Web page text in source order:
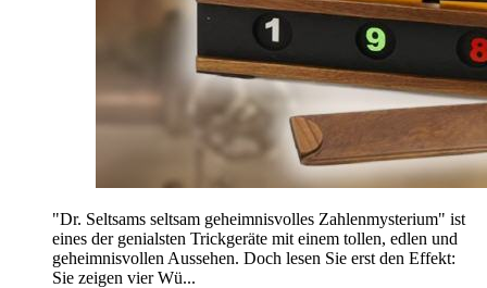
"Dr. Seltsams seltsam geheimnisvolles Zahlenmysterium" ist
eines der genialsten Trickgeräte mit einem tollen, edlen und
geheimnisvollen Aussehen. Doch lesen Sie erst den Effekt:
Sie zeigen vier Wü...